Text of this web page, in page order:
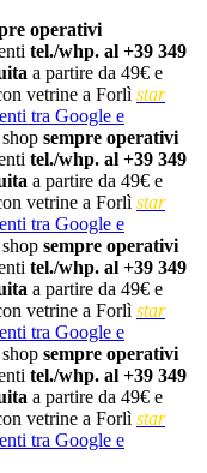
operativi
tel./whp. al +39 349
a partire da 49€ e
vetrine a Forlì star
tra Google e
sempre operativi
tel./whp. al +39 349
a partire da 49€ e
vetrine a Forlì star
tra Google e
sempre operativi
tel./whp. al +39 349
a partire da 49€ e
vetrine a Forlì star
tra Google e
sempre operativi
tel./whp. al +39 349
a partire da 49€ e
vetrine a Forlì star
tra Google e